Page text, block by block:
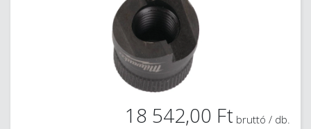
18 542,00 Ft bruttó / db.